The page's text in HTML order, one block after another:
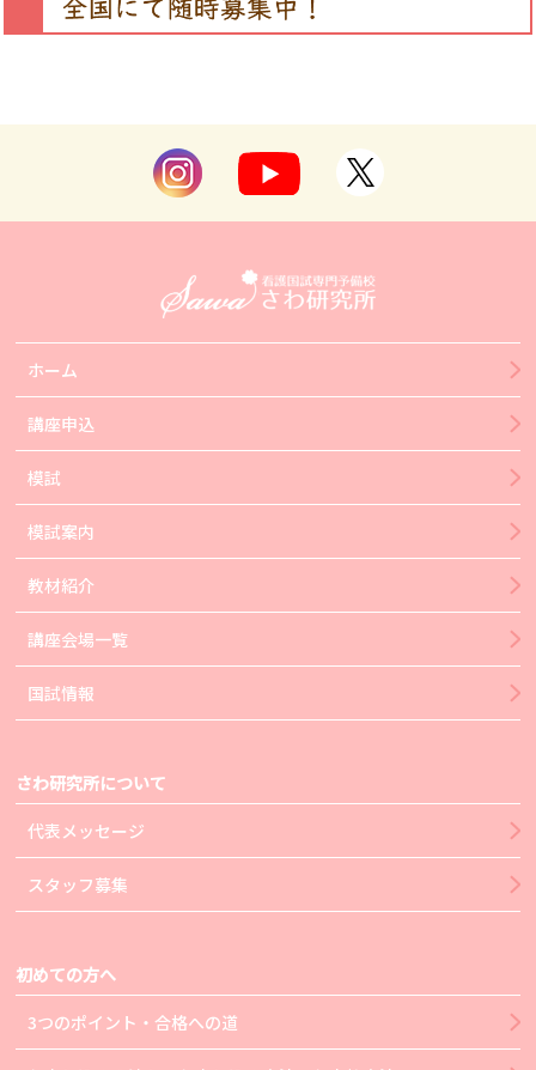
ホーム
講座申込
模試
模試案内
教材紹介
講座会場一覧
国試情報
さわ研究所について
代表メッセージ
スタッフ募集
初めての方へ
3つのポイント・合格への道